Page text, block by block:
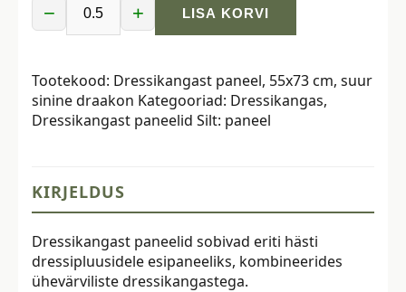
−
Dressikangast
paneel,
cm,
suur
sinine
+ LISA KORVI
Tootekood: Dressikangast paneel, 55x73 cm, suur
sinine draakon Kategooriad: Dressikangas,
Dressikangast paneelid Silt: paneel
KIRJELDUS
Dressikangast paneelid sobivad eriti hästi
dressipluusidele esipaneeliks, kombineerides
ühevärviliste dressikangastega.